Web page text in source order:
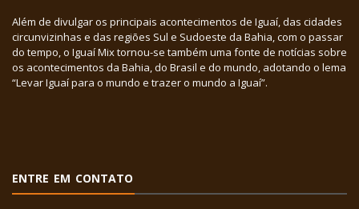
Além de divulgar os principais acontecimentos de Iguaí, das cidades
circunvizinhas e das regiões Sul e Sudoeste da Bahia, com o passar
do tempo, o Iguaí Mix tornou-se também uma fonte de notícias sobre
os acontecimentos da Bahia, do Brasil e do mundo, adotando o lema
“Levar Iguaí para o mundo e trazer o mundo a Iguaí”.
ENTRE EM CONTATO